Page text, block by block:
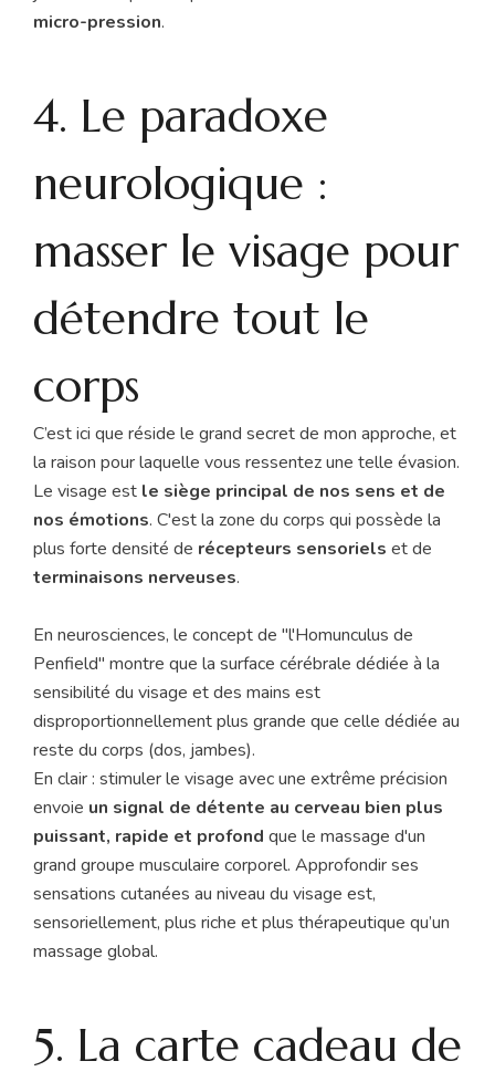
micro-pression.
4. Le paradoxe
neurologique :
masser le visage pour
détendre tout le
corps
C’est ici que réside le grand secret de mon approche, et
la raison pour laquelle vous ressentez une telle évasion.
Le visage est le siège principal de nos sens et de
nos émotions. C'est la zone du corps qui possède la
plus forte densité de récepteurs sensoriels et de
terminaisons nerveuses.
En neurosciences, le concept de "l'Homunculus de
Penfield" montre que la surface cérébrale dédiée à la
sensibilité du visage et des mains est
disproportionnellement plus grande que celle dédiée au
reste du corps (dos, jambes).
En clair : stimuler le visage avec une extrême précision
envoie un signal de détente au cerveau bien plus
puissant, rapide et profond que le massage d'un
grand groupe musculaire corporel. Approfondir ses
sensations cutanées au niveau du visage est,
sensoriellement, plus riche et plus thérapeutique qu’un
massage global.
5. La carte cadeau de